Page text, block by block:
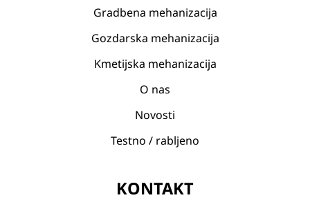
Gradbena mehanizacija
Gozdarska mehanizacija
Kmetijska mehanizacija
O nas
Novosti
Testno / rabljeno
KONTAKT